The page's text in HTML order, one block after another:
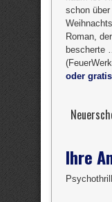
schon
Roman,
bescherte
oder
Ihre